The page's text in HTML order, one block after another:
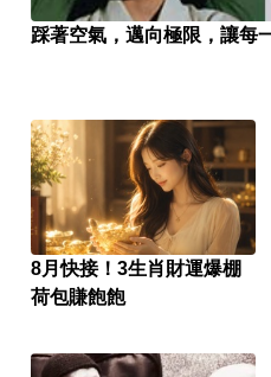
踩著空氣，邁向極限，讓每
8月快接！3生肖財運爆棚
荷包賺飽飽